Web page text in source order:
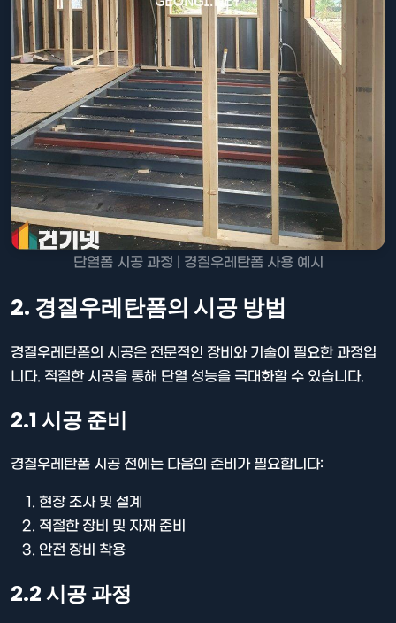
단열폼 시공 과정 | 경질우레탄폼 사용 예시
2. 경질우레탄폼의 시공 방법
경질우레탄폼의 시공은 전문적인 장비와 기술이 필요한 과정입
니다. 적절한 시공을 통해 단열 성능을 극대화할 수 있습니다.
2.1 시공 준비
경질우레탄폼 시공 전에는 다음의 준비가 필요합니다:
현장 조사 및 설계
적절한 장비 및 자재 준비
안전 장비 착용
2.2 시공 과정